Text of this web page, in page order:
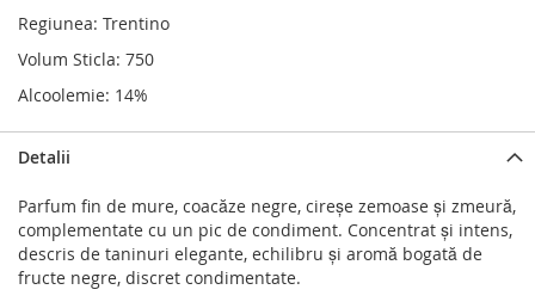
Regiunea: Trentino
Volum Sticla: 750
Alcoolemie: 14%
Detalii
Parfum fin de mure, coacăze negre, cireşe zemoase şi zmeură,
complementate cu un pic de condiment. Concentrat şi intens,
descris de taninuri elegante, echilibru şi aromă bogată de
fructe negre, discret condimentate.